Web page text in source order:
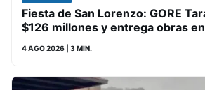
Fiesta de San Lorenzo: GORE
$126 millones y entrega obras
4 AGO 2026 | 3 MIN.